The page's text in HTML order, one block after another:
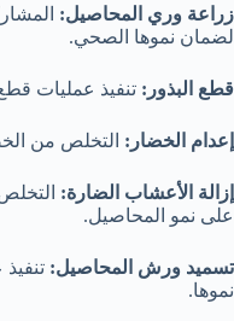
زراعة وري المحاصيل:
لضمان نموها الصحي.
قطع البذور: تنفيذ عمليات
إعدام الخضار: التخلص من
إزالة الأعشاب الضارة:
على نمو المحاصيل.
تسميد ورش المحاصيل:
نموها.